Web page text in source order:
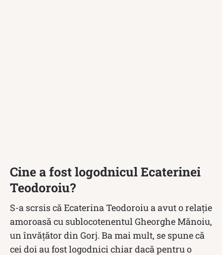
Cine a fost logodnicul Ecaterinei
Teodoroiu?
S-a scrsis că Ecaterina Teodoroiu a avut o relație
amoroasă cu sublocotenentul Gheorghe Mănoiu,
un învăţător din Gorj. Ba mai mult, se spune că
cei doi au fost logodnici chiar dacă pentru o